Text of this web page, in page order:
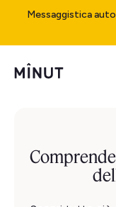
Messaggistica